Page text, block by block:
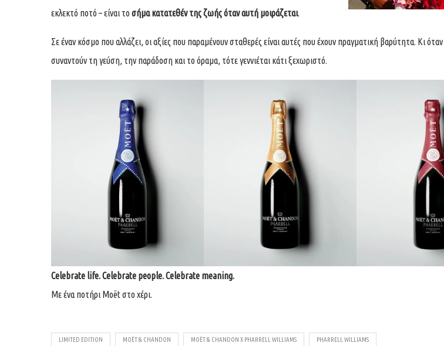
εκλεκτό ποτό – είναι το σήμα κατατεθέν της ζωής όταν αυτή μοιράζεται.
Σε έναν κόσμο που αλλάζει, οι αξίες που παραμένουν σταθερές είναι αυτές που έχουν πραγματική βαρύτητα. Κι όταν
συναντούν τη γεύση, την παράδοση και το όραμα, τότε γεννιέται κάτι ξεχωριστό.
Celebrate life. Celebrate people. Celebrate meaning.
Με ένα ποτήρι Moët στο χέρι.
LIMITED EDITION MOËT & CHANDON MOËT & CHANDON X PHARRELL WILLIAMS PHARRELL WILLIAMS